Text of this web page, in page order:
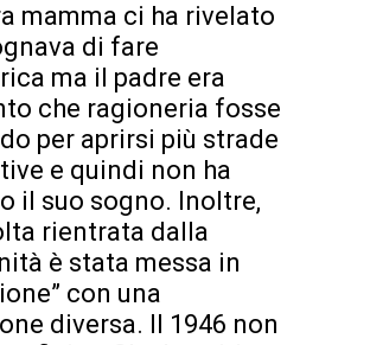
mamma ci ha rivelato
di fare
ma il padre era
che ragioneria fosse
per aprirsi più strade
e quindi non ha
il suo sogno. Inoltre,
rientrata dalla
è stata messa in
con una
diversa. Il 1946 non